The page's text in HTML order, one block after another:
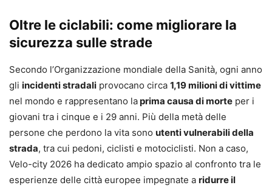
Oltre le ciclabili: come migliorare la
sicurezza sulle strade
Secondo l’Organizzazione mondiale della Sanità, ogni anno
gli incidenti stradali provocano circa 1,19 milioni di vittime
nel mondo e rappresentano laprima causa di morte per i
giovani tra i cinque e i 29 anni. Più della metà delle
persone che perdono la vita sono utenti vulnerabili della
strada, tra cui pedoni, ciclisti e motociclisti. Non a caso,
Velo-city 2026 ha dedicato ampio spazio al confronto tra le
esperienze delle città europee impegnate a ridurre il